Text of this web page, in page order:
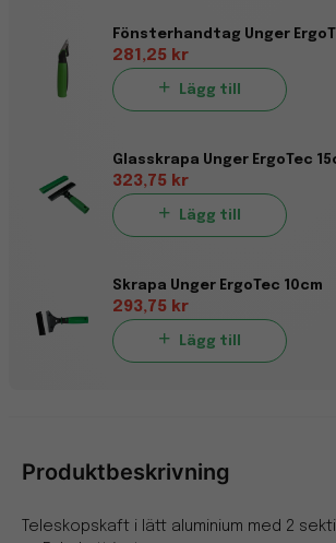
281,25 kr
Lägg till
Glasskrapa Unger ErgoTec
323,75 kr
Lägg till
Skrapa Unger ErgoTec 10cm
293,75 kr
Lägg till
Produktbeskrivning
Teleskopskaft i lätt aluminium med 2